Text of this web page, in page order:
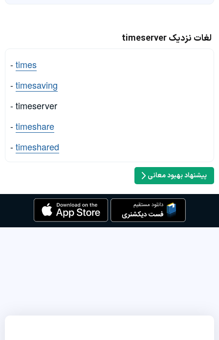
لغات نزدیک timeserver
-times
-timesaving
- timeserver
-timeshare
-timeshared
پیشنهاد بهبود معانی